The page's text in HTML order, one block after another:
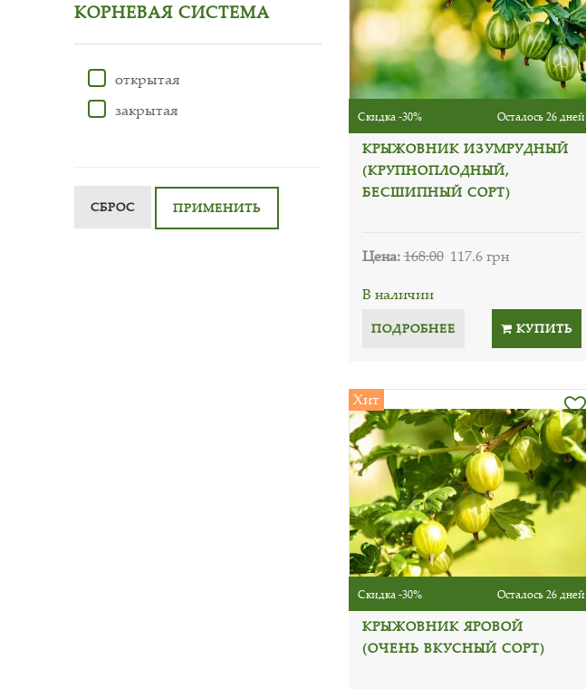
КОРНЕВАЯ СИСТЕМА
открытая
закрытая
СБРОС ПРИМЕНИТЬ
Скидка -30% Осталось 26 дней
КРЫЖОВНИК ИЗУМРУДНЫЙ
(КРУПНОПЛОДНЫЙ,
БЕСШИПНЫЙ СОРТ)
Цена:168.00 117.6 грн
В наличии
ПОДРОБНЕЕ КУПИТЬ
Хит
Скидка -30% Осталось 26 дней
КРЫЖОВНИК ЯРОВОЙ
(ОЧЕНЬ ВКУСНЫЙ СОРТ)